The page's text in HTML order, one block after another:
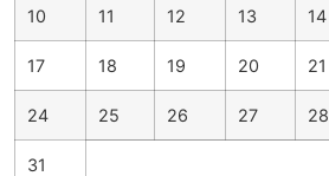
10 11 12 13 14
17 18 19 20 21
24 25 26 27 28
31